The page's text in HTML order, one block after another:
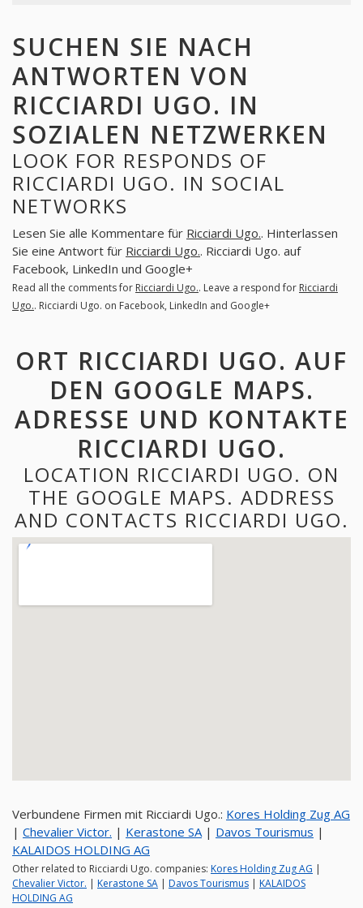
SUCHEN SIE NACH
ANTWORTEN VON
RICCIARDI UGO. IN
SOZIALEN NETZWERKEN
LOOK FOR RESPONDS OF
RICCIARDI UGO. IN SOCIAL
NETWORKS
Lesen Sie alle Kommentare für Ricciardi Ugo.. Hinterlassen
Sie eine Antwort für Ricciardi Ugo.. Ricciardi Ugo. auf
Facebook, LinkedIn und Google+
Read all the comments for Ricciardi Ugo.. Leave a respond for Ricciardi
Ugo.. Ricciardi Ugo. on Facebook, LinkedIn and Google+
ORT RICCIARDI UGO. AUF
DEN GOOGLE MAPS.
ADRESSE UND KONTAKTE
RICCIARDI UGO.
LOCATION RICCIARDI UGO. ON
THE GOOGLE MAPS. ADDRESS
AND CONTACTS RICCIARDI UGO.
Verbundene Firmen mit Ricciardi Ugo.: Kores Holding Zug AG
| Chevalier Victor. | Kerastone SA | Davos Tourismus |
KALAIDOS HOLDING AG
Other related to Ricciardi Ugo. companies: Kores Holding Zug AG |
Chevalier Victor. | Kerastone SA | Davos Tourismus | KALAIDOS
HOLDING AG